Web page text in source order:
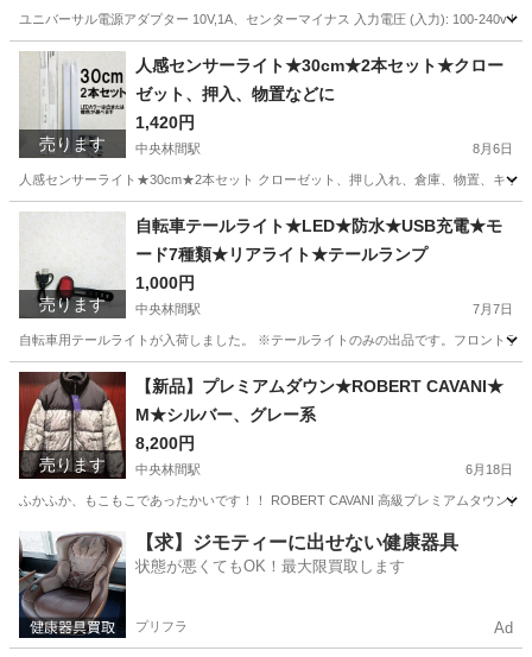
ユニバーサル電源アダプター 10V,1A、センターマイナス 入力電圧 (入力): 100-240v
神奈川 相模原市 中央林間駅 テレビゲーム スーファミ
売ります
人感センサーライト★30cm★2本セット★クロー
ゼット、押入、物置などに
1,420円
中央林間駅 8月6日
人感センサーライト★30cm★2本セット クローゼット、押し入れ、倉庫、物置、キッ
神奈川 相模原市 中央林間駅 照明器具 ライト
売ります
自転車テールライト★LED★防水★USB充電★モ
ード7種類★リアライト★テールランプ
1,000円
中央林間駅 7月7日
自転車用テールライトが入荷しました。 ※テールライトのみの出品です。フロントラ
神奈川 相模原市 中央林間駅 その他 テールライト
売ります
【新品】プレミアムダウン★ROBERT CAVANI★
M★シルバー、グレー系
8,200円
中央林間駅 6月18日
ふかふか、もこもこであったかいです！！ ROBERT CAVANI 高級プレミアムタウン
神奈川 相模原市 中央林間駅 ジャケット 防風
【求】ジモティーに出せない健康器具
状態が悪くてもOK！最大限買取します
プリフラ Ad